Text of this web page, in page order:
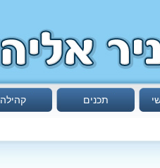
קהילה תכנים